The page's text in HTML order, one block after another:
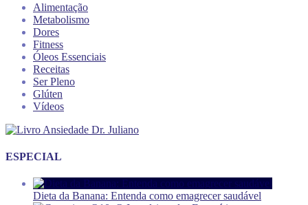
Alimentação
Metabolismo
Dores
Fitness
Óleos Essenciais
Receitas
Ser Pleno
Glúten
Vídeos
ESPECIAL
Dieta da Banana: Entenda como emagrecer saudável